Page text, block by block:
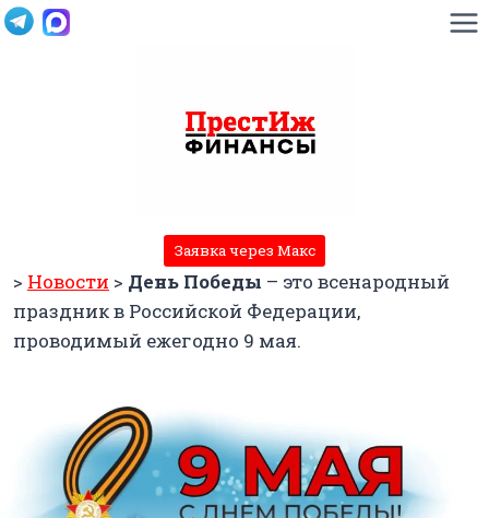
Перейти
Заявка через Макс
> Новости > День Победы – это всенародный
праздник в Российской Федерации,
проводимый ежегодно 9 мая.